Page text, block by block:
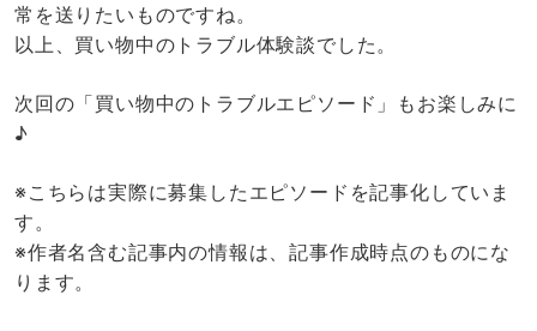
常を送りたいものですね。
以上、買い物中のトラブル体験談でした。
次回の「買い物中のトラブルエピソード」もお楽しみに
♪
※こちらは実際に募集したエピソードを記事化していま
す。
※作者名含む記事内の情報は、記事作成時点のものにな
ります。